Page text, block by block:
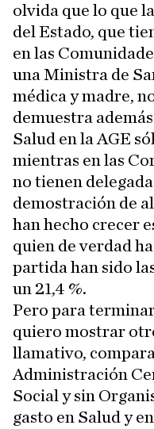
olvida que lo que
del Estado, que
en las
una Ministra de
médica y madre,
demuestra
Salud en la AGE
mientras en las
no tienen
demostración de
han hecho crecer
quien de verdad
partida han sido
un 21,4 %.
Pero para
quiero mostrar
llamativo,
Administración
Social y sin
gasto en Salud y